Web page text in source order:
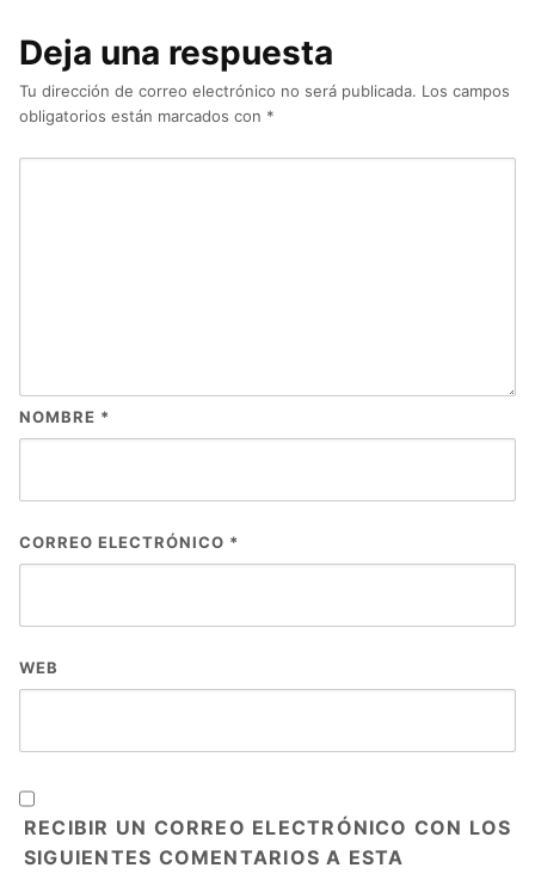
Deja una respuesta
Tu dirección de correo electrónico no será publicada. Los campos
obligatorios están marcados con *
NOMBRE *
CORREO ELECTRÓNICO *
WEB
RECIBIR UN CORREO ELECTRÓNICO CON LOS
SIGUIENTES COMENTARIOS A ESTA